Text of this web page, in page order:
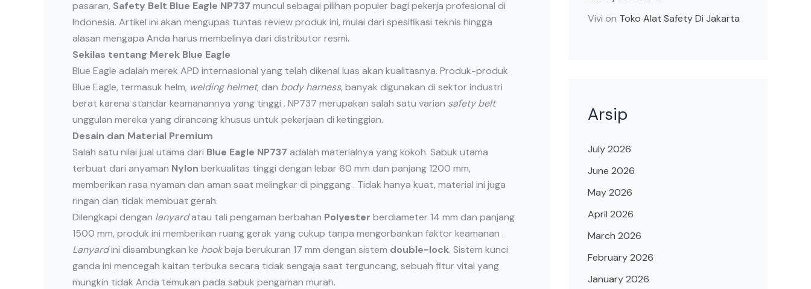
pasaran, Safety Belt Blue Eagle NP737 muncul sebagai pilihan populer bagi pekerja profesional di
Indonesia. Artikel ini akan mengupas tuntas review produk ini, mulai dari spesifikasi teknis hingga
alasan mengapa Anda harus membelinya dari distributor resmi.
Sekilas tentang Merek Blue Eagle
Blue Eagle adalah merek APD internasional yang telah dikenal luas akan kualitasnya. Produk-produk
Blue Eagle, termasuk helm, welding helmet, dan body harness, banyak digunakan di sektor industri
berat karena standar keamanannya yang tinggi . NP737 merupakan salah satu varian safety belt
unggulan mereka yang dirancang khusus untuk pekerjaan di ketinggian.
Desain dan Material Premium
Salah satu nilai jual utama dari Blue Eagle NP737 adalah materialnya yang kokoh. Sabuk utama
terbuat dari anyaman Nylon berkualitas tinggi dengan lebar 60 mm dan panjang 1200 mm,
memberikan rasa nyaman dan aman saat melingkar di pinggang . Tidak hanya kuat, material ini juga
ringan dan tidak membuat gerah.
Dilengkapi dengan lanyardatau tali pengaman berbahan Polyester berdiameter 14 mm dan panjang
1500 mm, produk ini memberikan ruang gerak yang cukup tanpa mengorbankan faktor keamanan .
Lanyardini disambungkan ke hookbaja berukuran 17 mm dengan sistem double-lock. Sistem kunci
ganda ini mencegah kaitan terbuka secara tidak sengaja saat terguncang, sebuah fitur vital yang
mungkin tidak Anda temukan pada sabuk pengaman murah.
Vivi on Toko Alat Safety Di Jakarta
Arsip
July 2026
June 2026
May 2026
April 2026
March 2026
February 2026
January 2026